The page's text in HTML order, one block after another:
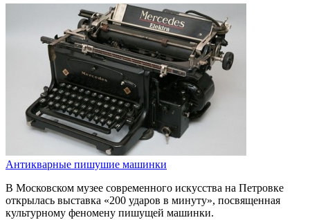
Антикварные пишушие машинки
В Московском музее современного искусства на Петровке
открылась выставка «200 ударов в минуту», посвященная
культурному феномену пишущей машинки.